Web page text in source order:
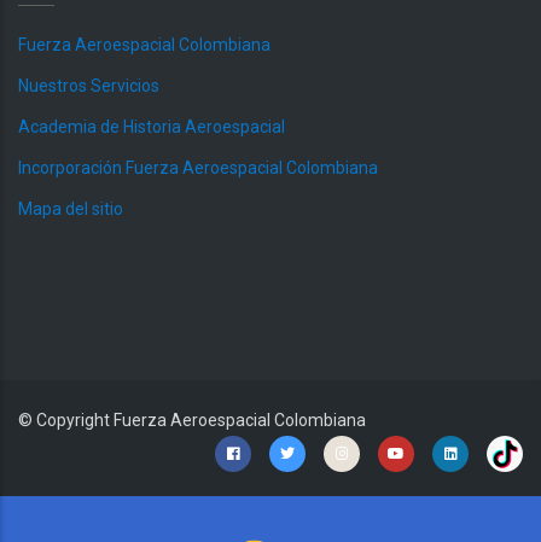
Fuerza Aeroespacial Colombiana
Nuestros Servicios
Academia de Historia Aeroespacial
Incorporación Fuerza Aeroespacial Colombiana
Mapa del sitio
© Copyright Fuerza Aeroespacial Colombiana